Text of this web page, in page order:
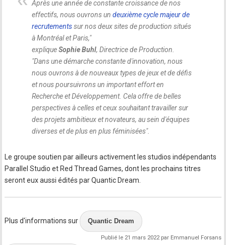
Après une année de constante croissance de nos
effectifs, nous ouvrons undeuxième cycle majeur de
recrutementssur nos deux sites de production situés
à Montréal et Paris,"
expliqueSophie Buhl, Directrice de Production.
"Dans une démarche constante d'innovation, nous
nous ouvrons à de nouveaux types de jeux et de défis
et nous poursuivrons un important effort en
Recherche et Développement. Cela offre de belles
perspectives à celles et ceux souhaitant travailler sur
des projets ambitieux et novateurs, au sein d'équipes
diverses et de plus en plus féminisées".
Le groupe soutien par ailleurs activement les studios indépendants
Parallel Studio et Red Thread Games, dont les prochains titres
seront eux aussi édités par Quantic Dream.
Plus d'informations sur Quantic Dream
Publié le 21 mars 2022 par Emmanuel Forsans